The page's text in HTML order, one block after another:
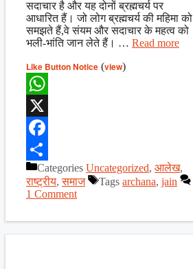
सदाचार है और यह दोनों ब्रह्मचर्य पर
आधारित हैं। जो लोग ब्रह्मचर्य की महिमा को
समझते हैं,वे संयम और सदाचार के महत्व को
भली-भांति जान लेते हैं। … Read more
Like Button Notice (view)
WhatsApp
X
Facebook
ShareCategories Uncategorized, आलेख,
राष्ट्रीय,समाज Tags archana, jain
1 Comment